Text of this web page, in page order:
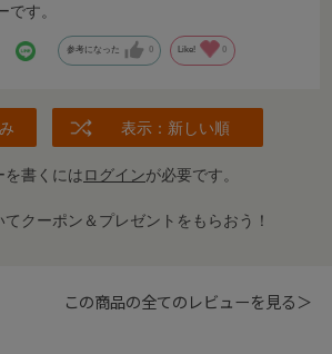
です。
参考になった 0 Like! 0
表示：新しい順
書くにはログインが必要です。
てクーポン＆プレゼントをもらおう！
この商品の全てのレビューを見る＞